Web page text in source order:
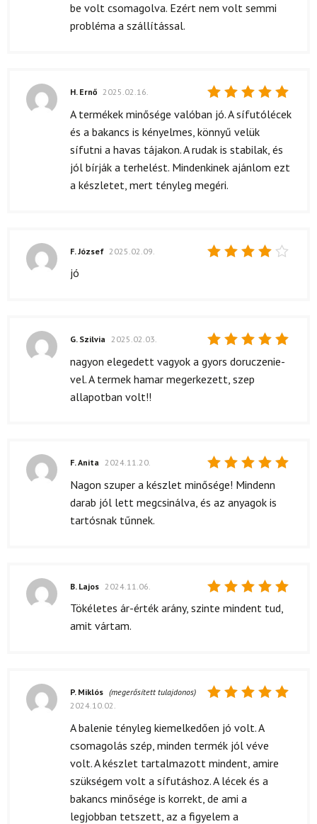
be volt csomagolva. Ezért nem volt semmi
probléma a szállítással.
Értékelés:
5
H. Ernő 2025.02.16.
A termékek minősége valóban jó. A sífutólécek
és a bakancs is kényelmes, könnyű velük
sífutni a havas tájakon. A rudak is stabilak, és
jól bírják a terhelést. Mindenkinek ajánlom ezt
a készletet, mert tényleg megéri.
F. József 2025.02.09.
jó
Értékelés:
5
G. Szilvia 2025.02.03.
nagyon elegedett vagyok a gyors doruczenie-
vel. A termek hamar megerkezett, szep
allapotban volt!!
Értékelés:
/ 5
F. Anita 2024.11.20.
Nagon szuper a készlet minősége! Mindenn
darab jól lett megcsinálva, és az anyagok is
tartósnak tűnnek.
Értékelés:
B. Lajos 2024.11.06.
Tökéletes ár-érték arány, szinte mindent tud,
amit vártam.
5/ 5
P. Miklós (megerősített tulajdonos)
2024.10.02.
A balenie tényleg kiemelkedően jó volt. A
csomagolás szép, minden termék jól véve
volt. A készlet tartalmazott mindent, amire
szükségem volt a sífutáshoz. A lécek és a
bakancs minősége is korrekt, de ami a
legjobban tetszett, az a figyelem a